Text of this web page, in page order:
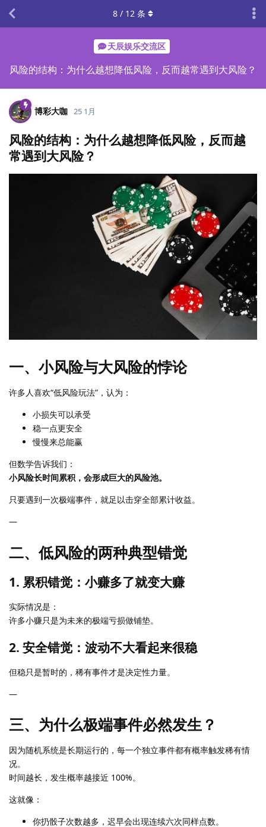
天辰娱乐交流区
风险的结构：为什么越想降低风险，反而越常遇到大风险？
8 / 12 条
博彩大咖 25 1月
风险的结构：为什么越想降低风险，反而越
常遇到大风险？
一、小风险与大风险的悖论
许多人喜欢“低风险玩法”，认为：
小损失可以承受
稳一点更安全
慢慢来总能赢
但数学告诉我们：
小风险长时间累积，会形成巨大的风险池。
只要遇到一次极端事件，就足以击穿全部累计收益。
—
二、低风险的两种典型错觉
1. 累积错觉：小赚多了就变大赚
实际情况是：
许多小赚只是为未来的极端亏损做铺垫。
2. 安全错觉：波动不大看起来很稳
但稳只是暂时的，稀有事件才是决定性力量。
—
三、为什么极端事件必然发生？
因为随机系统是长期运行的，每一个独立事件都有概率触发稀有情
况。
时间越长，发生概率越接近 100%。
这就像：
你扔骰子次数越多，迟早会出现连续六次同样点数。